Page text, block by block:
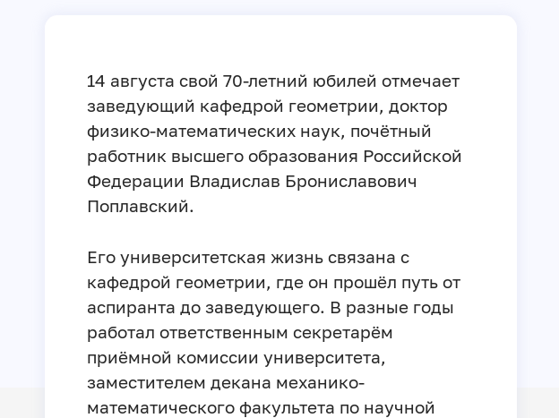
14 августа свой 70-летний юбилей отмечает
заведующий кафедрой геометрии, доктор
физико-математических наук, почётный
работник высшего образования Российской
Федерации Владислав Брониславович
Поплавский.
Его университетская жизнь связана с
кафедрой геометрии, где он прошёл путь от
аспиранта до заведующего. В разные годы
работал ответственным секретарём
приёмной комиссии университета,
заместителем декана механико-
математического факультета по научной